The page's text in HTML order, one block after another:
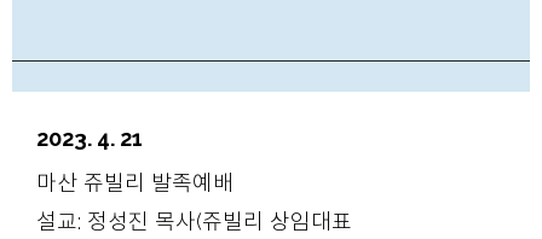
2023. 4. 21
마산 쥬빌리 발족예배
설교: 정성진 목사(쥬빌리 상임대표